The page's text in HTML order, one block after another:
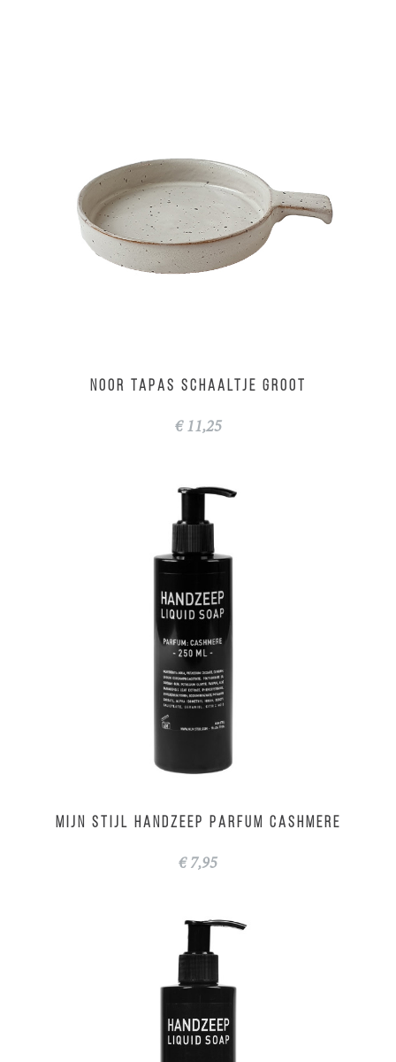
NOOR tapas schaaltje groot
€ 11,25
MIJN STIJL Handzeep parfum Cashmere
€ 7,95